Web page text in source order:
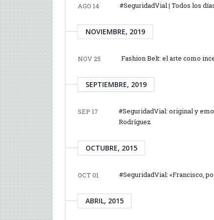
AGO 14 #SeguridadVial | Todos los
NOVIEMBRE, 2019
NOV 25 Fashion Belt: el arte como
SEPTIEMBRE, 2019
SEP 17
#SeguridadVial: original y
Rodríguez
OCTUBRE, 2015
OCT 01 #SeguridadVial: «Francisco,
ABRIL, 2015